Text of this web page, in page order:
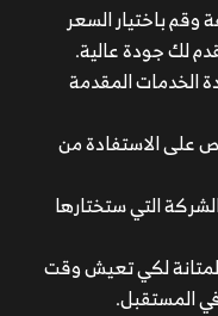
وقم باختيار السعر
لك جودة عالية.
الخدمات المقدمة
على الاستفادة من
التي ستختارها
لكي تعيش وقت
المستقبل.